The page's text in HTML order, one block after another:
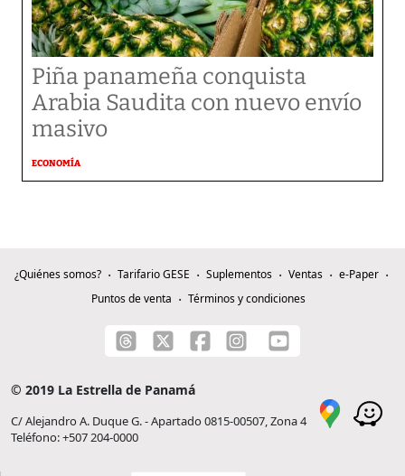
Piña panameña conquista
Arabia Saudita con nuevo envío
masivo
ECONOMÍA
¿Quiénes somos? Tarifario GESE Suplementos Ventas
e-Paper
Puntos de venta
Términos y condiciones
© 2019 La Estrella de Panamá
C/ Alejandro A. Duque G. - Apartado 0815-00507, Zona 4
Teléfono: +507 204-0000